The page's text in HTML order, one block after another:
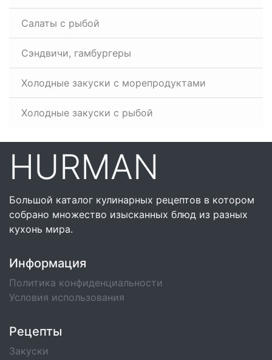
Салаты с рыбой
Сэндвичи, гамбургеры
Холодные закуски с морепродуктами
Холодные закуски с рыбой
HURMAN
Большой каталог кулинарных рецептов в котором
собрано множество изысканных блюд из разных
кухонь мира.
Информация
Политика конфиденциальности
Условия использования
Рецепты
Закуски